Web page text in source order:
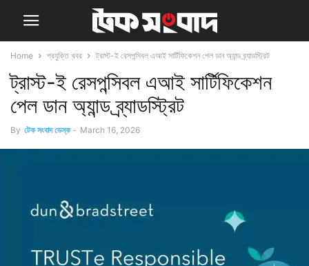
Home প্রযুক্তি খবর ট্রাস্ট-ই রেসপন্সিবল এআই সার্টিফিকেশন পেল ডান অ্যান্ড ব্র্যাডস্ট্রিট
ট্রাস্ট-ই রেসপন্সিবল এআই সার্টিফিকেশন
পেল ডান অ্যান্ড ব্র্যাডস্ট্রিট
By টেক সংবাদ ডেস্ক - March 16, 2026